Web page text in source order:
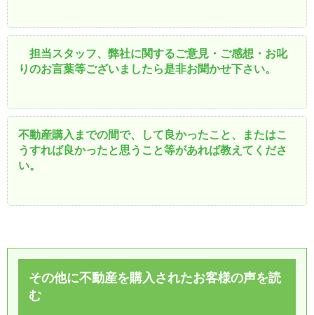
担当スタッフ、弊社に関するご意見・ご感想・お叱
りのお言葉等ございましたら是非お聞かせ下さい。
不動産購入までの間で、して良かったこと、またはこ
うすれば良かったと思うこと等があれば教えてくださ
い。
その他に不動産を購入されたお客様の声を読
む